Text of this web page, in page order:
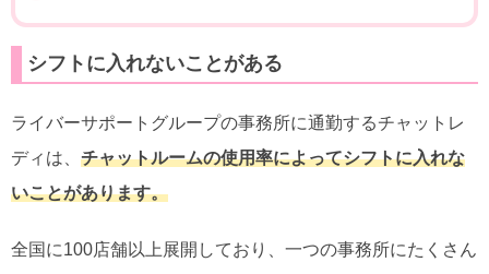
シフトに入れないことがある
ライバーサポートグループの事務所に通勤するチャットレ
ディは、 チャットルームの使用率によってシフトに入れな
いことがあります。
全国に100店舗以上展開しており、一つの事務所にたくさん